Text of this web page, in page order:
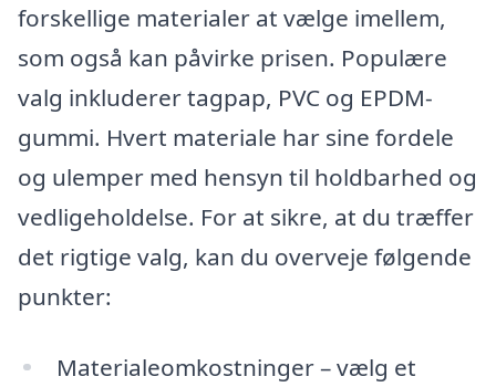
forskellige materialer at vælge imellem,
som også kan påvirke prisen. Populære
valg inkluderer tagpap, PVC og EPDM-
gummi. Hvert materiale har sine fordele
og ulemper med hensyn til holdbarhed og
vedligeholdelse. For at sikre, at du træffer
det rigtige valg, kan du overveje følgende
punkter:
Materialeomkostninger – vælg et